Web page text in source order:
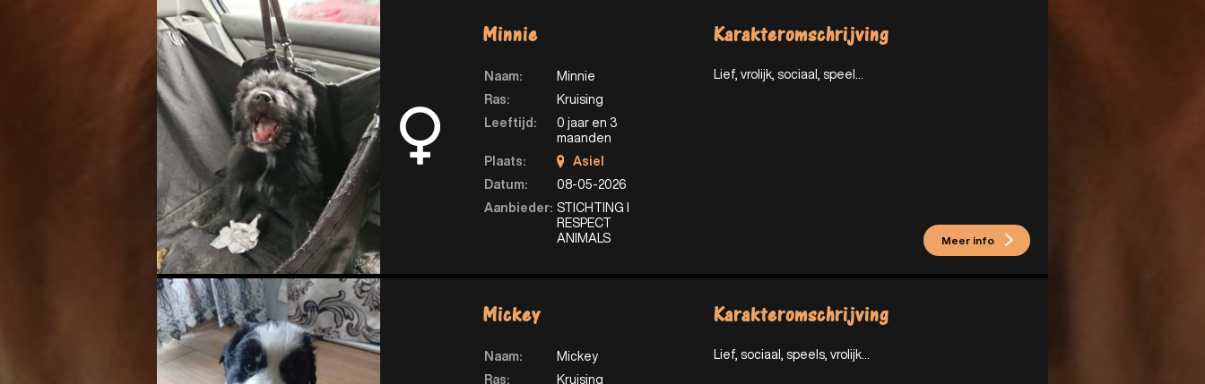
Minnie
Naam:
Minnie
Ras:
Kruising
Leeftijd:
0 jaar en 3
maanden
Plaats:
Asiel
Datum:
08-05-2026
Aanbieder: STICHTING I
RESPECT
ANIMALS
Karakteromschrijving
Lief, vrolijk, sociaal, speel...
Meer info
Mickey
Naam:
Mickey
Ras:
Kruising
Karakteromschrijving
Lief, sociaal, speels, vrolijk...